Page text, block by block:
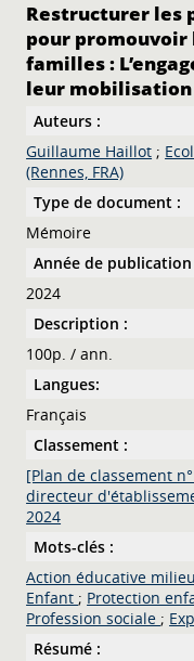
Restructurer les
pour
familles :
leur mobilisation
Auteurs :
Guillaume Haillot ;
(Rennes, FRA)
Type de document :
Mémoire
Année de publication
2024
Description :
100p. / ann.
Langues:
Français
Classement :
[Plan de classement
directeur
2024
Mots-clés :
Action éducative
Enfant ; Protection
Profession sociale ;
Résumé :